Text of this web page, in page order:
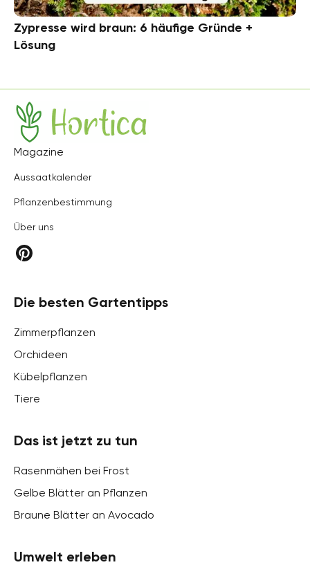
Zypresse wird braun: 6 häufige Gründe +
Lösung
Hortica
Magazine
Aussaatkalender
Pflanzenbestimmung
Über uns
Die besten Gartentipps
Zimmerpflanzen
Orchideen
Kübelpflanzen
Tiere
Das ist jetzt zu tun
Rasenmähen bei Frost
Gelbe Blätter an Pflanzen
Braune Blätter an Avocado
Umwelt erleben